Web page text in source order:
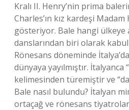
Kralı II. Henry’nin prima
Charles’ın kız kardeşi
gösteriyor. Bale hangi ülkeye
danslarından biri olarak kabul
Rönesans döneminde
dünyaya yayılmıştır. İtalyanca
kelimesinden türemiştir ve
Bale nasıl bulundu? İtalyan
ortaçağ ve rönesans